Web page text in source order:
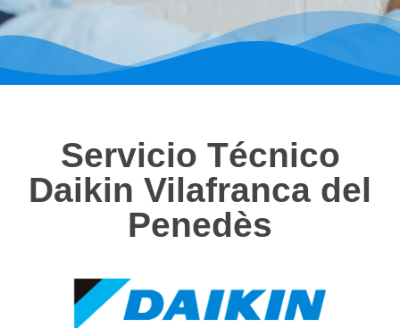
Servicio Técnico
Daikin Vilafranca del
Penedès